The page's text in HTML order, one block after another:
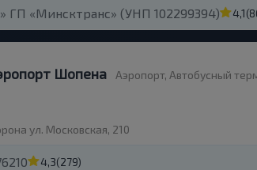
ГП «Минсктранс» (УНП 102299394) 4,1
Шопена
Аэропорт, Автобусный терминал,
ул. Московская, 210
4,3(279)